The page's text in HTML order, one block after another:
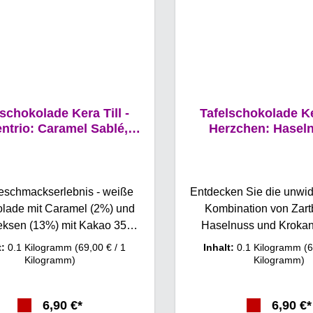
Kera Till -
Caramel Sablé,
- weiße
mit Caramel (2%) und
(13%) mit Kakao 35%
Till Hasentrio Caramel
von Gmeiner
begeistert.
0.1 Kilogramm(69,00 € / 1
Kilogramm)
6,90 €*
Tafelschokolade
Herzchen:
Entdecken Sie die
Kombination von
Haselnuss und Krokant in
Schokoladentafel und
Till illustrierten
zu einem
Inhalt: 0.1 Kilogramm
Kilogramm)
6,90 €*